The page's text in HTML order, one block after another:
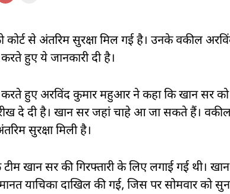
कोर्ट से अंतरिम सुरक्षा मिल गई है। उनके वकील
हुए ये जानकारी दी है।
हुए अरविंद कुमार महुआर ने कहा कि खान सर को
दे दी है। खान सर जहां चाहे आ जा सकते हैं।
सुरक्षा मिली है।
खान सर की गिरफ्तारी के लिए लगाई गई थी।
याचिका दाखिल की गई, जिस पर सोमवार को